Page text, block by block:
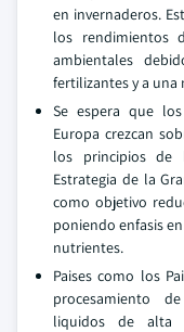
en invernaderos.
los rendimientos
ambientales
fertilizantes y a
Se espera que
Europa crezcan
los principios de
Estrategia de la
como objetivo
poniendo enfasis
nutrientes.
Paises como los
procesamiento
liquidos de alta